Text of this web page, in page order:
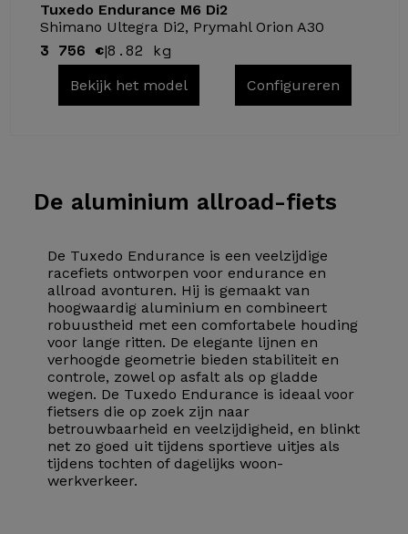
Tuxedo Endurance M6 Di2
Shimano Ultegra Di2, Prymahl Orion A30
3 756 €|8.82 kg
Bekijk het model Configureren
De aluminium allroad-fiets
De Tuxedo Endurance is een veelzijdige
racefiets ontworpen voor endurance en
allroad avonturen. Hij is gemaakt van
hoogwaardig aluminium en combineert
robuustheid met een comfortabele houding
voor lange ritten. De elegante lijnen en
verhoogde geometrie bieden stabiliteit en
controle, zowel op asfalt als op gladde
wegen. De Tuxedo Endurance is ideaal voor
fietsers die op zoek zijn naar
betrouwbaarheid en veelzijdigheid, en blinkt
net zo goed uit tijdens sportieve uitjes als
tijdens tochten of dagelijks woon-
werkverkeer.